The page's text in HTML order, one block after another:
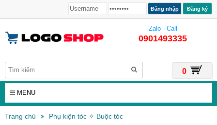
Đăng ký
Zalo - Call
0901493335
0
MENU
Trang chủ Phụ kiện tóc ✧ Buộc tóc